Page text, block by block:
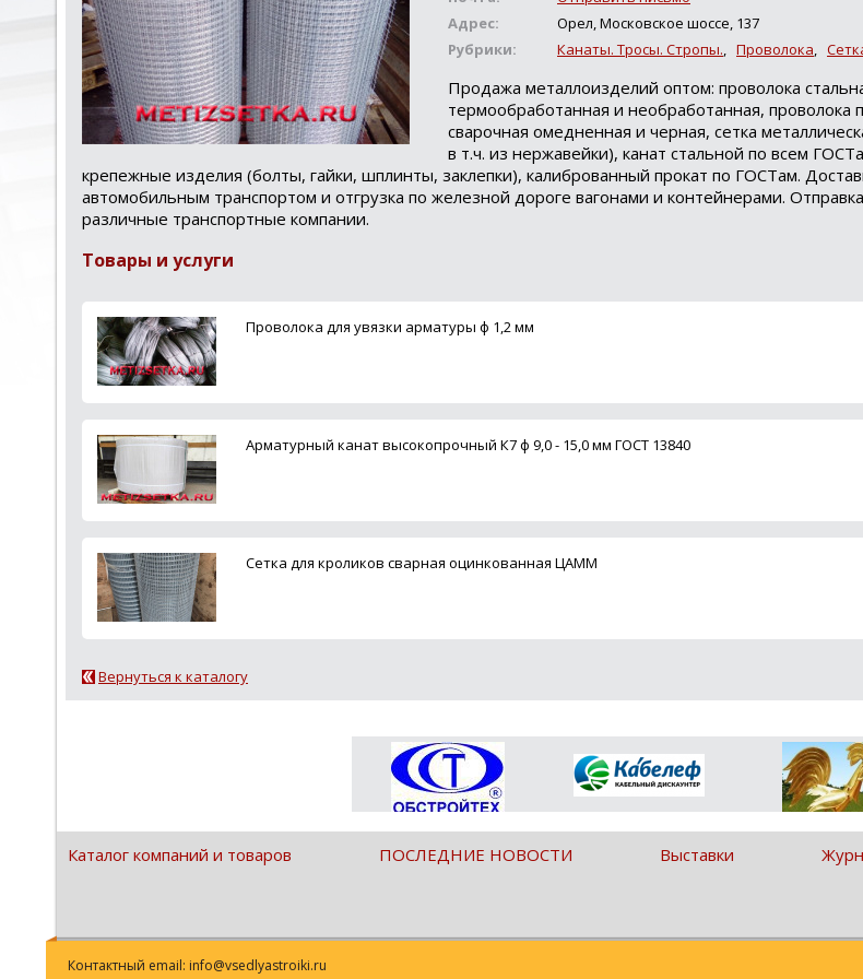
Адрес:
Орел, Московское шоссе, 137
Рубрики:
Канаты. Тросы. Стропы., Проволока,
Продажа металлоизделий оптом: проволока
термообработанная и необработанная, проволока
сварочная омедненная и черная, сетка
в т.ч. из нержавейки), канат стальной по всем
крепежные изделия (болты, гайки, шплинты, заклепки), калиброванный прокат по ГОСТам.
автомобильным транспортом и отгрузка по железной дороге вагонами и контейнерами.
различные транспортные компании.
Товары и услуги
Проволока для увязки арматуры ф 1,2 мм
Арматурный канат высокопрочный К7 ф 9,0 - 15,0 мм ГОСТ 13840
Сетка для кроликов сварная оцинкованная ЦАММ
Вернуться к каталогу
Каталог компаний и товаров ПОСЛЕДНИЕ НОВОСТИ Выставки
Контактный email: info@vsedlyastroiki.ru